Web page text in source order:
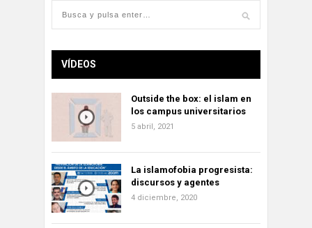
VÍDEOS
Outside the box: el islam en
los campus universitarios
5 abril, 2021
La islamofobia progresista:
discursos y agentes
4 diciembre, 2020